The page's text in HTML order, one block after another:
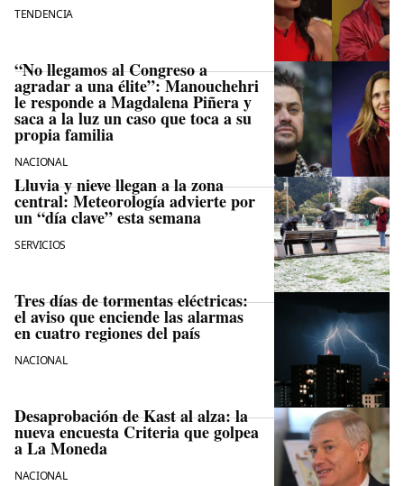
TENDENCIA
“No llegamos al Congreso a
agradar a una élite”: Manouchehri
le responde a Magdalena Piñera y
saca a la luz un caso que toca a su
propia familia
NACIONAL
Lluvia y nieve llegan a la zona
central: Meteorología advierte por
un “día clave” esta semana
SERVICIOS
Tres días de tormentas eléctricas:
el aviso que enciende las alarmas
en cuatro regiones del país
NACIONAL
Desaprobación de Kast al alza: la
nueva encuesta Criteria que golpea
a La Moneda
NACIONAL